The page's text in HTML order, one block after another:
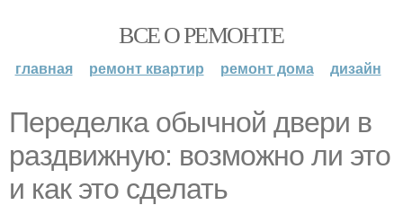
ВСЕ О РЕМОНТЕ
главная ремонт квартир ремонт дома дизайн
Переделка обычной двери в
раздвижную: возможно ли это
и как это сделать